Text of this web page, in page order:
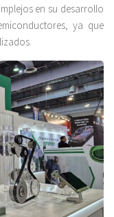
en su desarrollo
ya que